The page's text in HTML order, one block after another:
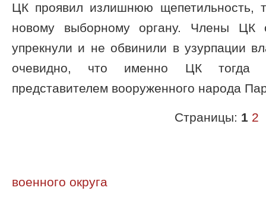
ЦК проявил излишнюю щепетильность,
новому выборному органу. Члены ЦК
упрекнули и не обвинили в узурпации
очевидно, что именно ЦК тогда
представителем вооруженного народа
Страницы: 1 2
военного округа